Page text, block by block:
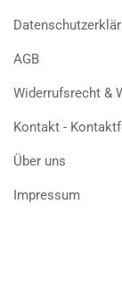
AGB
Widerrufsrecht &
Kontakt -
Über uns
Impressum